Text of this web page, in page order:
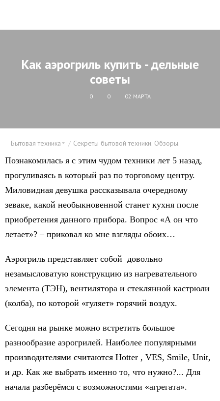
Как аэрогриль купить - дельные
советы
0 0 02 МАРТА
Бытовая техника Секреты бытовой техники. Обзоры.
Познакомилась я с этим чудом техники лет 5 назад,
прогуливаясь в который раз по торговому центру.
Миловидная девушка рассказывала очередному
зеваке, какой необыкновенной станет кухня после
приобретения данного прибора. Вопрос «А он что
летает»? – приковал ко мне взгляды обоих…
Аэрогриль представляет собой довольно
незамысловатую конструкцию из нагревательного
элемента (ТЭН), вентилятора и стеклянной кастрюли
(колба), по которой «гуляет» горячий воздух.
Сегодня на рынке можно встретить большое
разнообразие аэрогрилей. Наиболее популярными
производителями считаются Hotter , VES, Smile, Unit,
и др. Как же выбрать именно то, что нужно?... Для
начала разберёмся с возможностями «агрегата».